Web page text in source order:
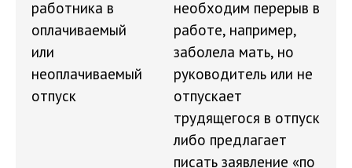
работника в
оплачиваемый
или
неоплачиваемый
отпуск
необходим перерыв в
работе, например,
заболела мать, но
руководитель или не
отпускает
трудящегося в отпуск
либо предлагает
писать заявление «по